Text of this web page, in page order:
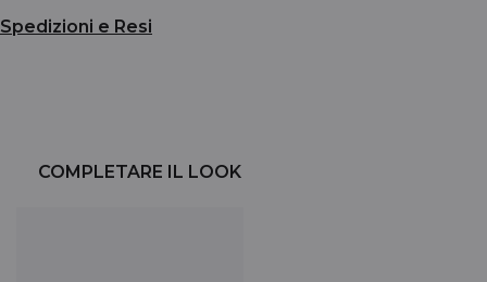
Spedizioni e Resi
COMPLETARE IL LOOK